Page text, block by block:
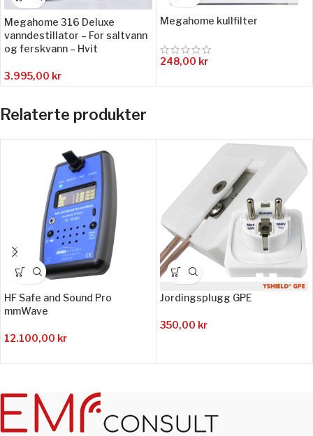
Megahome 316 Deluxe
vanndestillator – For saltvann
og ferskvann – Hvit
3.995,00 kr
Megahome kullfilter
248,00 kr
Relaterte produkter
HF Safe and Sound Pro
mmWave
12.100,00 kr
Jordingsplugg GPE
350,00 kr